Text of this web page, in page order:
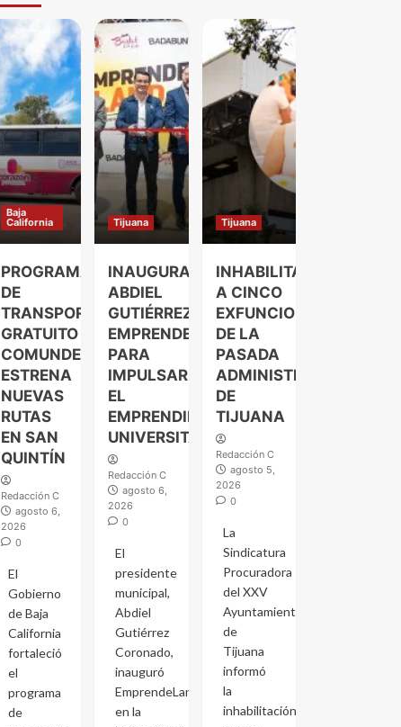
Baja
California
PROGRAMA
DE
TRANSPORTE
GRATUITO
COMUNDER
ESTRENA
NUEVAS
RUTAS
EN SAN
QUINTÍN
Redacción C
agosto 6,
2026
0
El
Gobierno
de Baja
California
fortaleció
el
programa
de
Tijuana
INAUGURA
ABDIEL
GUTIÉRREZ
EMPRENDELAND
PARA
IMPULSAR
EL
EMPRENDIMIENTO
UNIVERSITARIO
Redacción C
agosto 6,
2026
0
El
presidente
municipal,
Abdiel
Gutiérrez
Coronado,
inauguró
EmprendeLand
en la
Tijuana
INHABILITAN
A CINCO
EXFUNCIONARIOS
DE LA
PASADA
ADMINISTRACIÓN
DE
TIJUANA
Redacción C
agosto 5,
2026
0
La
Sindicatura
Procuradora
del XXV
Ayuntamiento
de
Tijuana
informó
la
inhabilitación